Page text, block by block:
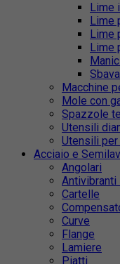
Lime
Lime
Lime
Lime
Macchine
Mole con
Spazzole
Utensili
Utensili
Acciaio e
Angolari
Cartelle
Curve
Flange
Lamiere
Piatti